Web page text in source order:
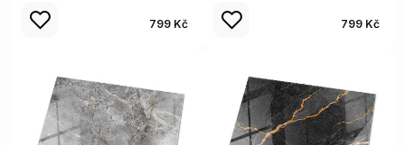
799 Kč 799 Kč